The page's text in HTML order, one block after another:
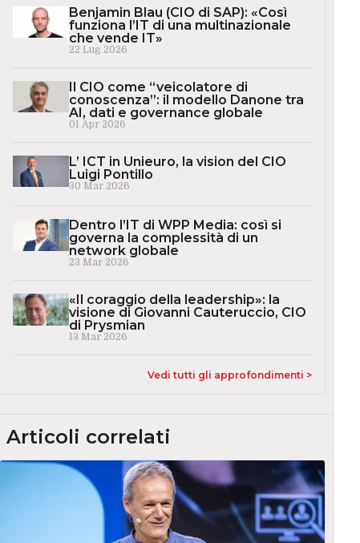
Benjamin Blau (CIO di SAP): «Così
funziona l’IT di una multinazionale
che vende IT»
22 Lug 2026
Il CIO come “veicolatore di
conoscenza”: il modello Danone tra
AI, dati e governance globale
01 Apr 2026
L’ ICT in Unieuro, la vision del CIO
Luigi Pontillo
30 Mar 2026
Dentro l’IT di WPP Media: così si
governa la complessità di un
network globale
23 Mar 2026
«Il coraggio della leadership»: la
visione di Giovanni Cauteruccio, CIO
di Prysmian
13 Mar 2026
Vedi tutti gli approfondimenti >
Articoli correlati